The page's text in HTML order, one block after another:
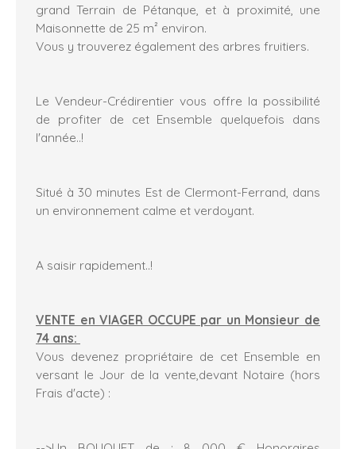
grand Terrain de Pétanque, et à proximité, une
Maisonnette de 25 m² environ.
Vous y trouverez également des arbres fruitiers.
Le Vendeur-Crédirentier vous offre la possibilité
de profiter de cet Ensemble quelquefois dans
l'année..!
Situé à 30 minutes Est de Clermont-Ferrand, dans
un environnement calme et verdoyant.
A saisir rapidement..!
VENTE en VIAGER OCCUPE par un Monsieur de
74 ans:
Vous devenez propriétaire de cet Ensemble en
versant le Jour de la vente,devant Notaire (hors
Frais d'acte) :